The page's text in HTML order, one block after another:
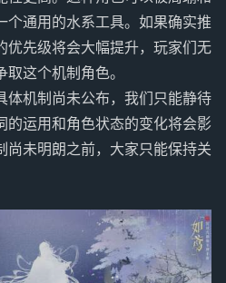
个通用的水系工具。如果确实推
优先级将会大幅提升，玩家们无
这个机制角色。
体机制尚未公布，我们只能静待
的运用和角色状态的变化将会影
尚未明朗之前，大家只能保持关